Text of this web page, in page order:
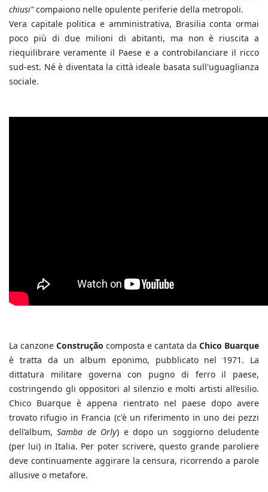
chiusi"compaiono nelle opulente periferie della metropoli.
Vera capitale politica e amministrativa, Brasilia conta ormai
poco più di due milioni di abitanti, ma non è riuscita a
riequilibrare veramente il Paese e a controbilanciare il ricco
sud-est. Né è diventata la città ideale basata sull'uguaglianza
sociale.
La canzone Construção composta e cantata da Chico Buarque
è tratta da un album eponimo, pubblicato nel 1971. La
dittatura militare governa con pugno di ferro il paese,
costringendo gli oppositori al silenzio e molti artisti all’esilio.
Chico Buarque è appena rientrato nel paese dopo avere
trovato rifugio in Francia (c'è un riferimento in uno dei pezzi
dell’album,Samba de Orly) e dopo un soggiorno deludente
(per lui) in Italia. Per poter scrivere, questo grande paroliere
deve continuamente aggirare la censura, ricorrendo a parole
allusive o metafore.